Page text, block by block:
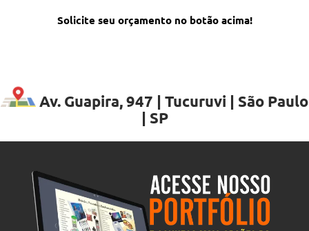
Solicite seu orçamento no botão acima!
Av. Guapira, 947 | Tucuruvi | São Paulo
| SP